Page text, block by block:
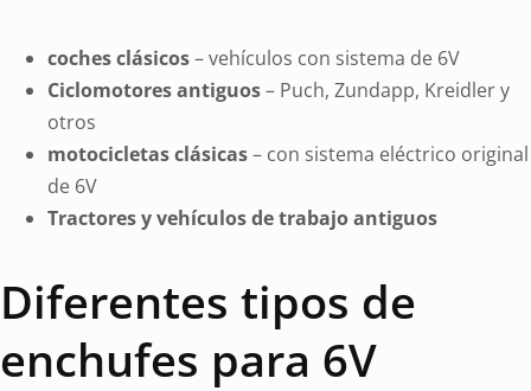
coches clásicos– vehículos con sistema de 6V
Ciclomotores antiguos– Puch, Zundapp, Kreidler y
otros
motocicletas clásicas– con sistema eléctrico original
de 6V
Tractores y vehículos de trabajo antiguos
Diferentes tipos de
enchufes para 6V